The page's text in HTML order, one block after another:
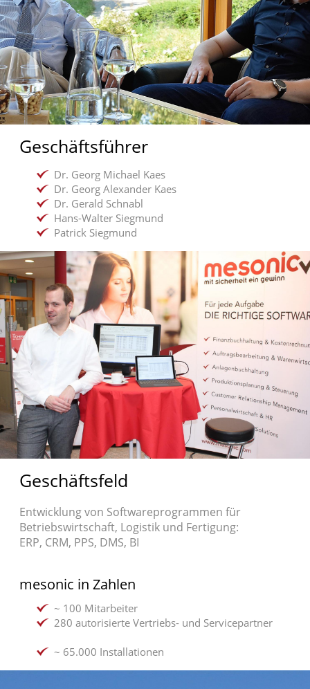
Geschäftsführer
Dr. Georg Michael Kaes
Dr. Georg Alexander Kaes
Dr. Gerald Schnabl
Hans-Walter Siegmund
Patrick Siegmund
Geschäftsfeld
Entwicklung von Softwareprogrammen für
Betriebswirtschaft, Logistik und Fertigung:
ERP, CRM, PPS, DMS, BI
mesonic in Zahlen
~ 100 Mitarbeiter
280 autorisierte Vertriebs- und Servicepartner
~ 65.000 Installationen